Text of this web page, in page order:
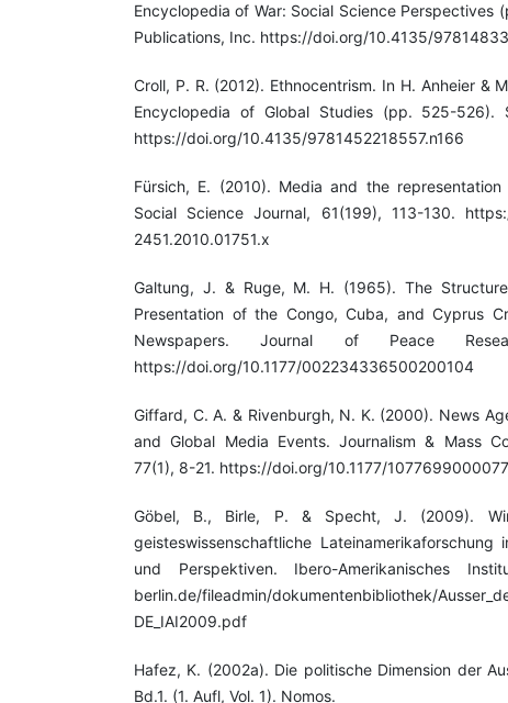
Encyclopedia of War: Social Science Perspectives
Publications, Inc. https://doi.org/10.4135/
Croll, P. R. (2012). Ethnocentrism. In H. Anheier &
Encyclopedia of Global Studies (pp. 525-526).
https://doi.org/10.4135/9781452218557.n166
Fürsich, E. (2010). Media and the
Social Science Journal, 61(199), 113-130.
2451.2010.01751.x
Galtung, J. & Ruge, M. H. (1965). The
Presentation of the Congo, Cuba, and Cyprus
Newspapers. Journal of Peace
https://doi.org/10.1177/002234336500200104
Giffard, C. A. & Rivenburgh, N. K. (2000). News
and Global Media Events. Journalism & Mass
77(1), 8-21. https://doi.org/10.1177/
Göbel, B., Birle, P. & Specht, J. (2009).
geisteswissenschaftliche Lateinamerikaforschung
und Perspektiven. Ibero-Amerikanisches
berlin.de/fileadmin/dokumentenbibliothek/
DE_IAI2009.pdf
Hafez, K. (2002a). Die politische Dimension der
Bd.1. (1. Aufl, Vol. 1). Nomos.